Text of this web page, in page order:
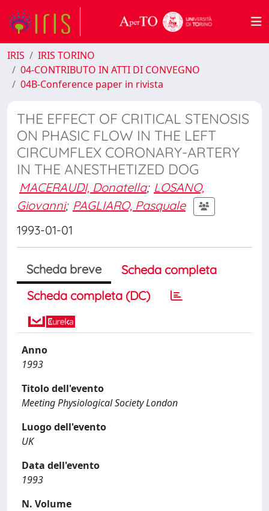
IRIS
IRIS TORINO
04-CONTRIBUTO IN ATTI DI CONVEGNO
04B-Conference paper in rivista
THE EFFECT OF CRITICAL STENOSIS
ON PHASIC FLOW IN THE LEFT
CIRCUMFLEX CORONARY-ARTERY
IN THE ANESTHETIZED DOG
MACERAUDI, Donatella; LOSANO,
Giovanni; PAGLIARO, Pasquale
1993-01-01
Scheda breve
Scheda completa
Scheda completa (DC)
Anno
1993
Titolo dell'evento
Meeting Physiological Society London
Luogo dell'evento
UK
Data dell'evento
1993
N. Volume